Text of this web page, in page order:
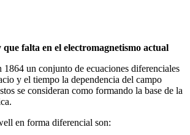
falta en el electromagnetismo actual
un conjunto de ecuaciones diferenciales
y el tiempo la dependencia del campo
se consideran como formando la base de la
en forma diferencial son: